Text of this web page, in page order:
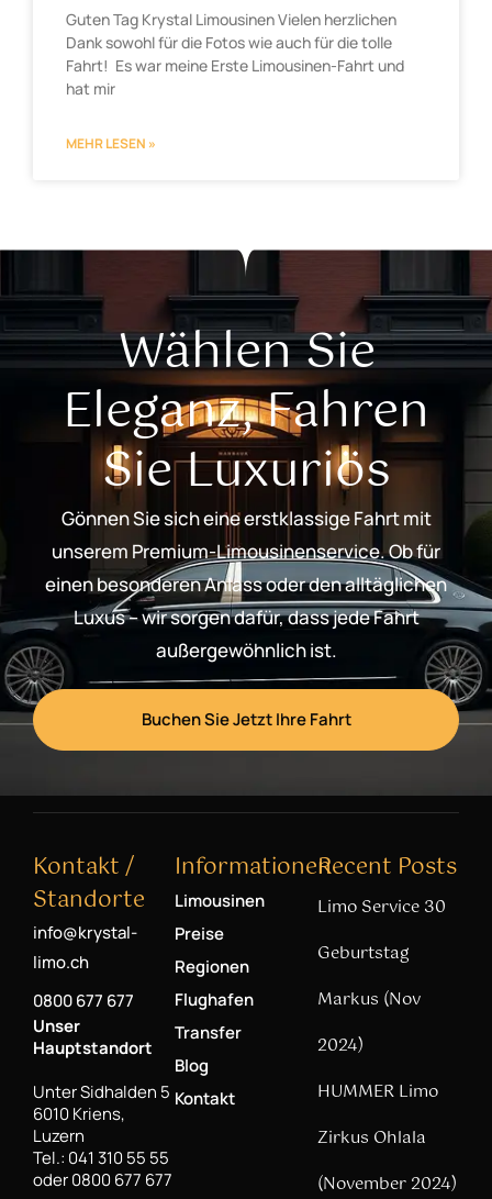
Guten Tag Krystal Limousinen Vielen herzlichen
Dank sowohl für die Fotos wie auch für die tolle
Fahrt! Es war meine Erste Limousinen-Fahrt und
hat mir
MEHR LESEN »
Wählen Sie
Eleganz, Fahren
Sie Luxuriös
Gönnen Sie sich eine erstklassige Fahrt mit
unserem Premium-Limousinenservice. Ob für
einen besonderen Anlass oder den alltäglichen
Luxus – wir sorgen dafür, dass jede Fahrt
außergewöhnlich ist.
Buchen Sie Jetzt Ihre Fahrt
Kontakt /
Standorte
info@krystal-
limo.ch
0800 677 677
Unser
Hauptstandort
Unter Sidhalden 5
6010 Kriens,
Luzern
Tel.: 041 310 55 55
oder 0800 677 677
Informationen
Limousinen
Preise
Regionen
Flughafen
Transfer
Blog
Kontakt
Recent Posts
Limo Service 30
Geburtstag
Markus (Nov
2024)
HUMMER Limo
Zirkus Ohlala
(November 2024)